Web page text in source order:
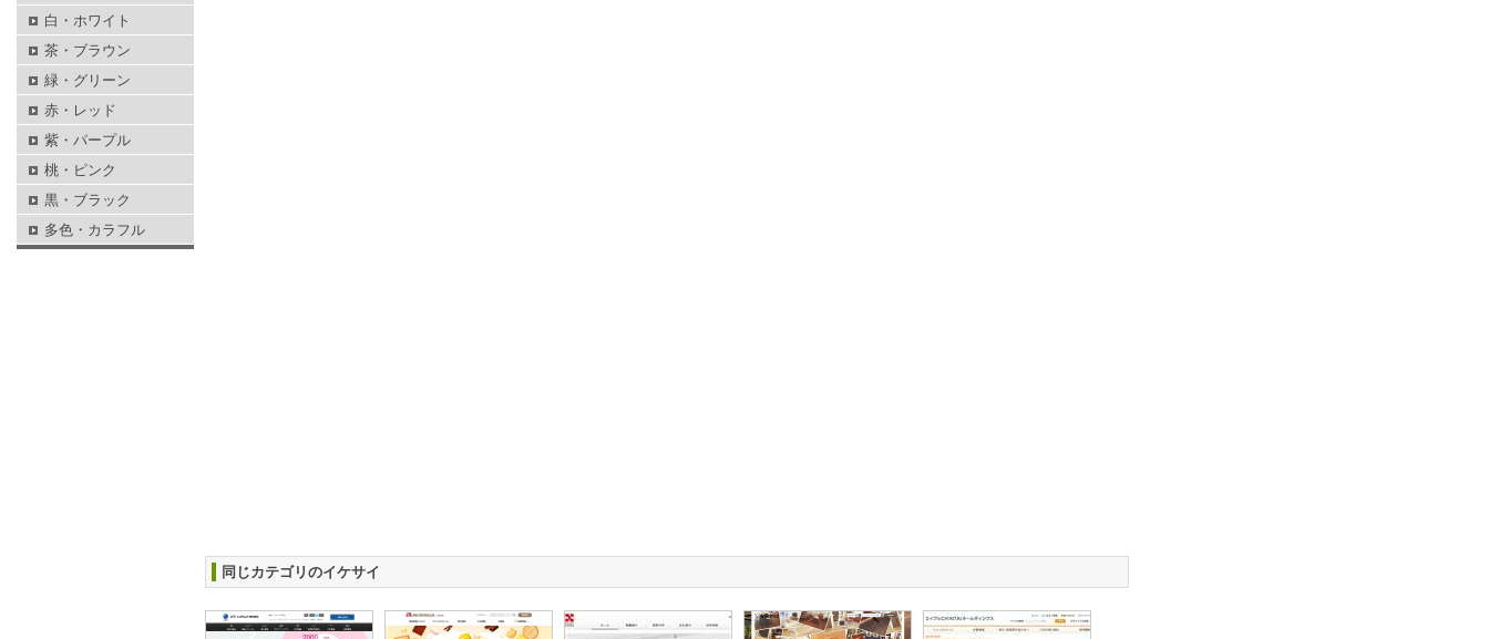
同じカテゴリのイケサイ
白・ホワイト
茶・ブラウン
緑・グリーン
赤・レッド
紫・パープル
桃・ピンク
黒・ブラック
多色・カラフル